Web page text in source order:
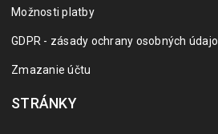
Možnosti platby
GDPR - zásady ochrany osobných
Zmazanie účtu
STRÁNKY